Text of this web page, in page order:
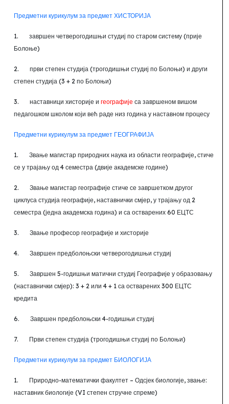
Предметни курикулум за предмет ХИСТОРИЈА
1. завршен четверогодишњи студиј по старом систему (прије
Болоње)
2. први степен студија (трогодишњи студиј по Болоњи) и други
степен студија (3 + 2 по Болоњи)
3. наставници хисторије и географије са завршеном вишом
педагошком школом који већ раде низ година у наставном процесу
Предметни курикулум за предмет ГЕОГРАФИЈА
1. Звање магистар природних наука из области географије, стиче
се у трајању од 4 семестра (двије академске године)
2. Звање магистар географије стиче се завршетком другог
циклуса студија географије, наставнички смјер, у трајању од 2
семестра (једна академска година) и са остварених 60 ЕЦТС
3. Звање професор географије и хисторије
4. Завршен предболоњски четверогодишњи студиј
5. Завршен 5-годишњи матични студиј Географије у образовању
(наставнички смјер): 3 + 2 или 4 + 1 са остварених 300 ЕЦТС
кредита
6. Завршен предболоњски 4-годишњи студиј
7. Први степен студија (трогодишњи студиј по Болоњи)
Предметни курикулум за предмет БИОЛОГИЈА
1. Природно-математички факултет – Одсјек биологије, звање:
наставник биологије (VI степен стручне спреме)